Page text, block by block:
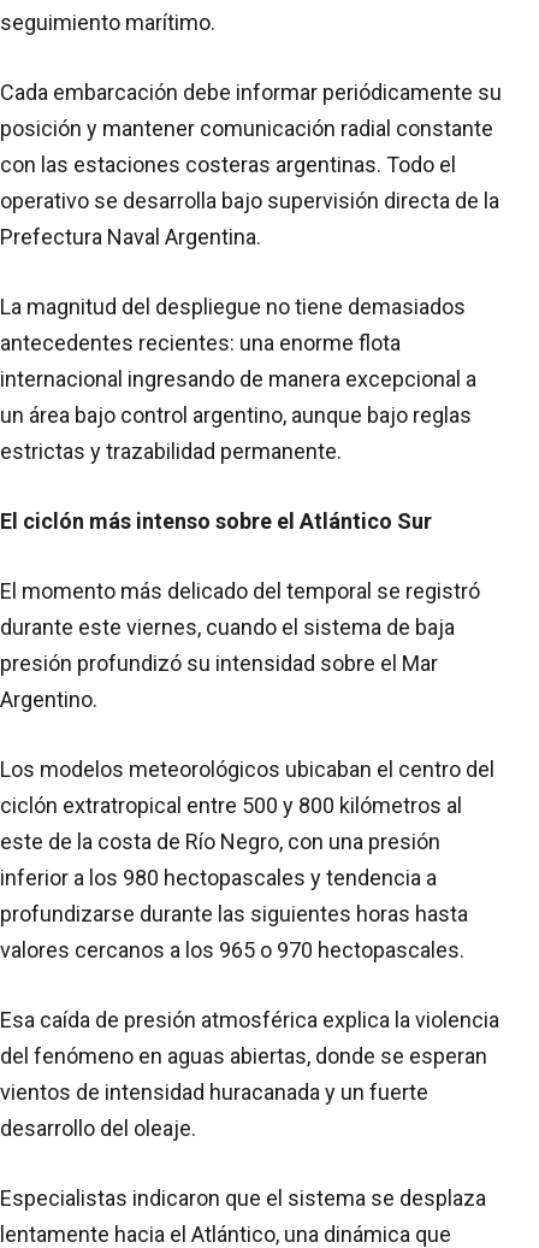
seguimiento marítimo.
Cada embarcación debe informar periódicamente su
posición y mantener comunicación radial constante
con las estaciones costeras argentinas. Todo el
operativo se desarrolla bajo supervisión directa de la
Prefectura Naval Argentina.
La magnitud del despliegue no tiene demasiados
antecedentes recientes: una enorme flota
internacional ingresando de manera excepcional a
un área bajo control argentino, aunque bajo reglas
estrictas y trazabilidad permanente.
El ciclón más intenso sobre el Atlántico Sur
El momento más delicado del temporal se registró
durante este viernes, cuando el sistema de baja
presión profundizó su intensidad sobre el Mar
Argentino.
Los modelos meteorológicos ubicaban el centro del
ciclón extratropical entre 500 y 800 kilómetros al
este de la costa de Río Negro, con una presión
inferior a los 980 hectopascales y tendencia a
profundizarse durante las siguientes horas hasta
valores cercanos a los 965 o 970 hectopascales.
Esa caída de presión atmosférica explica la violencia
del fenómeno en aguas abiertas, donde se esperan
vientos de intensidad huracanada y un fuerte
desarrollo del oleaje.
Especialistas indicaron que el sistema se desplaza
lentamente hacia el Atlántico, una dinámica que